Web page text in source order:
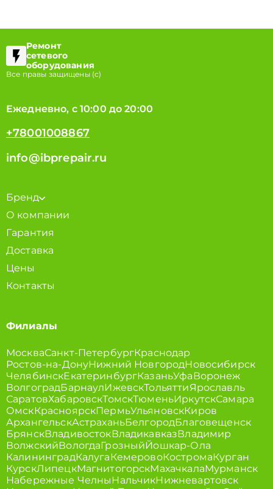
Ремонт
сетевого
оборудования
Все правы защищены (с)
Ежедневно, с 10:00 до 20:00
+78001008867
info@ibprepair.ru
Бренд
О компании
Гарантия
Доставка
Цены
Контакты
Филиалы
МоскваСанкт-ПетербургКраснодар
Ростов-на-ДонуНижний НовгородНовосибирск
ЧелябинскЕкатеринбургКазаньУфаВоронеж
ВолгоградБарнаулИжевскТольяттиЯрославль
СаратовХабаровскТомскТюменьИркутскСамара
ОмскКрасноярскПермьУльяновскКиров
АрхангельскАстраханьБелгородБлаговещенск
БрянскВладивостокВладикавказВладимир
ВолжскийВологдаГрозныйЙошкар-Ола
КалининградКалугаКемеровоКостромаКурган
КурскЛипецкМагнитогорскМахачкалаМурманск
Набережные ЧелныНальчикНижневартовск